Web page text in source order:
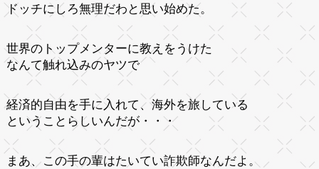
ドッチにしろ無理だわと思い始めた。
世界のトップメンターに教えをうけた
なんて触れ込みのヤツで
経済的自由を手に入れて、海外を旅している
ということらしいんだが・・・
まあ、この手の輩はたいてい詐欺師なんだよ。